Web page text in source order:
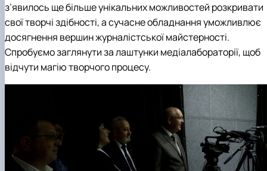
з’явилось ще більше унікальних можливостей розкривати
свої творчі здібності, а сучасне обладнання уможливлює
досягнення вершин журналістської майстерності.
Спробуємо заглянути за лаштунки медіалабораторії, щоб
відчути магію творчого процесу.